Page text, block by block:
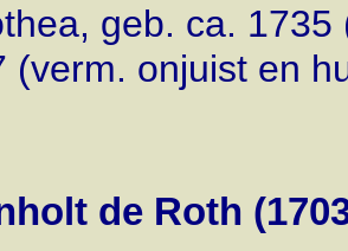
geb. ca.
(verm. onjuist en
de Roth